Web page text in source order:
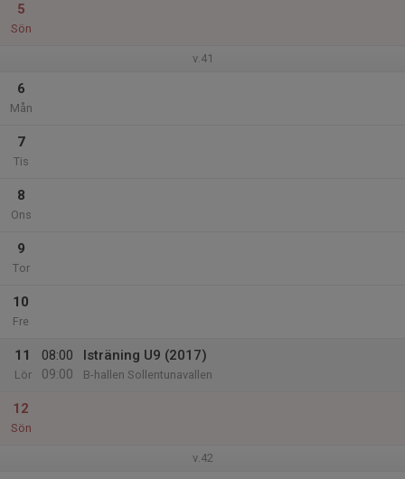
5
Sön
v.41
6
Mån
7
Tis
8
Ons
9
Tor
10
Fre
11
Lör
08:00
09:00
Isträning U9 (2017)
B-hallen Sollentunavallen
12
Sön
v.42